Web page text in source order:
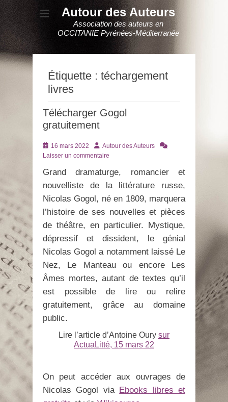
Autour des Auteurs
Association des auteurs en
OCCITANIE Pyrénées-Méditerranée
Étiquette : téchargement
livres
Télécharger Gogol
gratuitement
Posté
le
16 mars 2022 AuteurAutour des Auteurs
Laisser un commentaire
Grand dramaturge, romancier et
nouvelliste de la littérature russe,
Nicolas Gogol, né en 1809, marquera
l’histoire de ses nouvelles et pièces
de théâtre, en particulier. Mystique,
dépressif et dissident, le génial
Nicolas Gogol a notamment laissé Le
Nez, Le Manteau ou encore Les
Âmes mortes, autant de textes qu’il
est possible de lire ou relire
gratuitement, grâce au domaine
public.
Lire l’article d’Antoine Oury sur
ActuaLitté, 15 mars 22
On peut accéder aux ouvrages de
Nicolas Gogol via Ebooks libres et